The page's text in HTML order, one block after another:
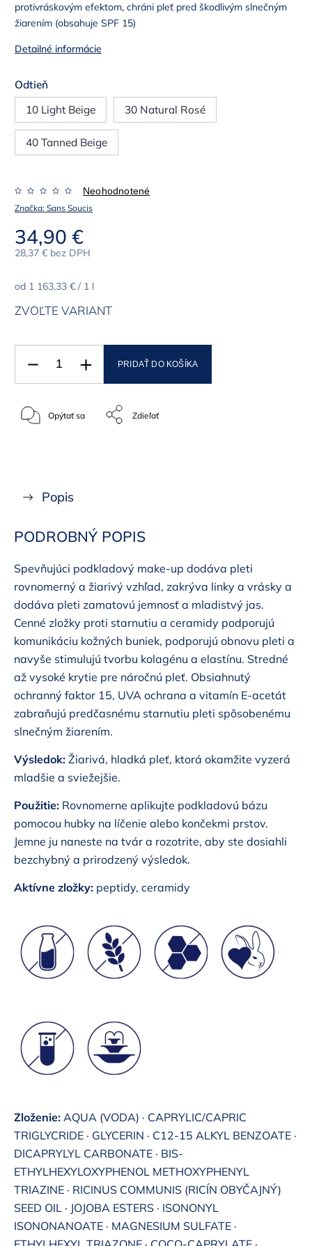
protivráskovým efektom, chráni pleť pred škodlivým slnečným
žiarením (obsahuje SPF 15)
Detailné informácie
Odtieň
10 Light Beige
30 Natural Rosé
40 Tanned Beige
Značka: Sans Soucis
Neohodnotené
34,90 €
28,37 € bez DPH
od 1 163,33 € / 1 l
ZVOĽTE VARIANT
PRIDAŤ DO KOŠÍKA
Opýtať sa Zdieľať
Popis
PODROBNÝ POPIS
Spevňujúci podkladový make-up dodáva pleti
rovnomerný a žiarivý vzhľad, zakrýva linky a vrásky a
dodáva pleti zamatovú jemnosť a mladistvý jas.
Cenné zložky proti starnutiu a ceramidy podporujú
komunikáciu kožných buniek, podporujú obnovu pleti a
navyše stimulujú tvorbu kolagénu a elastínu. Stredné
až vysoké krytie pre náročnú pleť. Obsiahnutý
ochranný faktor 15, UVA ochrana a vitamín E-acetát
zabraňujú predčasnému starnutiu pleti spôsobenému
slnečným žiarením.
Výsledok: Žiarivá, hladká pleť, ktorá okamžite vyzerá
mladšie a sviežejšie.
Použitie: Rovnomerne aplikujte podkladovú bázu
pomocou hubky na líčenie alebo končekmi prstov.
Jemne ju naneste na tvár a rozotrite, aby ste dosiahli
bezchybný a prirodzený výsledok.
Aktívne zložky: peptidy, ceramidy
Zloženie: AQUA (VODA) · CAPRYLIC/CAPRIC
TRIGLYCRIDE · GLYCERIN · C12-15 ALKYL BENZOATE ·
DICAPRYLYL CARBONATE · BIS-
ETHYLHEXYLOXYPHENOL METHOXYPHENYL
TRIAZINE · RICINUS COMMUNIS (RICÍN OBYČAJNÝ)
SEED OIL · JOJOBA ESTERS · ISONONYL
ISONONANOATE · MAGNESIUM SULFATE ·